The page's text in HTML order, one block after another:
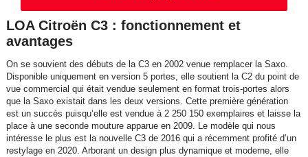
LOA Citroën C3 : fonctionnement et
avantages
On se souvient des débuts de la C3 en 2002 venue remplacer la Saxo.
Disponible uniquement en version 5 portes, elle soutient la C2 du point de
vue commercial qui était vendue seulement en format trois-portes alors
que la Saxo existait dans les deux versions. Cette première génération
est un succès puisqu’elle est vendue à 2 250 150 exemplaires et laisse la
place à une seconde mouture apparue en 2009. Le modèle qui nous
intéresse le plus est la nouvelle C3 de 2016 qui a récemment profité d’un
restylage en 2020. Arborant un design plus dynamique et moderne, elle